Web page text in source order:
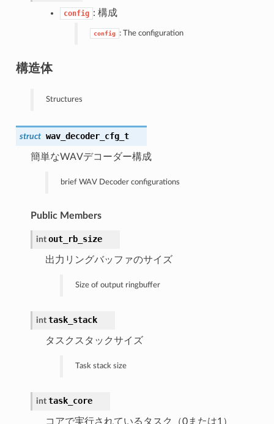
config : 構成
config : The configuration
構造体
Structures
struct wav_decoder_cfg_t
簡単なWAVデコーダー構成
brief WAV Decoder configurations
Public Members
int out_rb_size
出力リングバッファのサイズ
Size of output ringbuffer
int task_stack
タスクスタックサイズ
Task stack size
int task_core
コアで実行されているタスク（0または1）